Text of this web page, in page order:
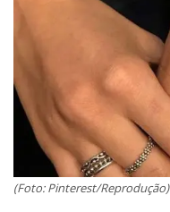
(Foto: Pinterest/Reprodução)